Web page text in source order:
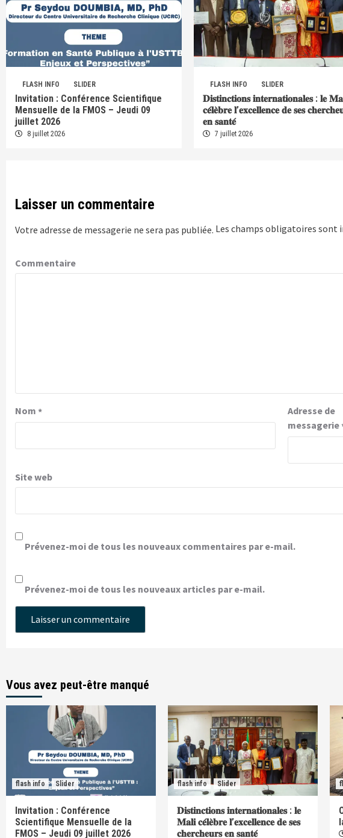
FLASH INFO SLIDER
Invitation : Conférence Scientifique
Mensuelle de la FMOS – Jeudi 09
juillet 2026
8 juillet 2026
FLASH INFO SLIDER
𝐃𝐢𝐬𝐭𝐢𝐧𝐜𝐭𝐢𝐨𝐧𝐬 𝐢𝐧𝐭𝐞𝐫𝐧𝐚𝐭𝐢𝐨𝐧𝐚𝐥𝐞𝐬 : 𝐥𝐞
𝐜𝐞́𝐥𝐞̀𝐛𝐫𝐞 𝐥’𝐞𝐱𝐜𝐞𝐥𝐥𝐞𝐧𝐜𝐞 𝐝𝐞 𝐬𝐞𝐬
𝐞𝐧 𝐬𝐚𝐧𝐭𝐞́
7 juillet 2026
Laisser un commentaire
Votre adresse de messagerie ne sera pas publiée. Les champs obligatoires sont
Commentaire
Nom *
Adresse de
messagerie
Site web
Prévenez-moi de tous les nouveaux commentaires par e-mail.
Prévenez-moi de tous les nouveaux articles par e-mail.
Vous avez peut-être manqué
flash info Slider
Invitation : Conférence
Scientifique Mensuelle de la
FMOS – Jeudi 09 juillet 2026
flash info Slider
𝐃𝐢𝐬𝐭𝐢𝐧𝐜𝐭𝐢𝐨𝐧𝐬 𝐢𝐧𝐭𝐞𝐫𝐧𝐚𝐭𝐢𝐨𝐧𝐚𝐥𝐞𝐬 : 𝐥𝐞
𝐌𝐚𝐥𝐢 𝐜𝐞́𝐥𝐞̀𝐛𝐫𝐞 𝐥’𝐞𝐱𝐜𝐞𝐥𝐥𝐞𝐧𝐜𝐞 𝐝𝐞 𝐬𝐞𝐬
𝐜𝐡𝐞𝐫𝐜𝐡𝐞𝐮𝐫𝐬 𝐞𝐧 𝐬𝐚𝐧𝐭𝐞́